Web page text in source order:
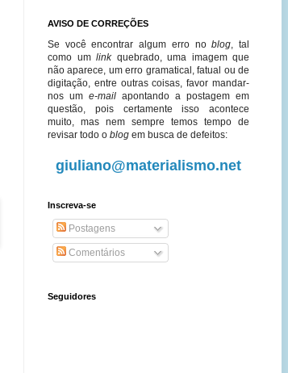
AVISO DE CORREÇÕES
Se você encontrar algum erro noblog, tal
como um linkquebrado, uma imagem que
não aparece, um erro gramatical, fatual ou de
digitação, entre outras coisas, favor mandar-
nos um e-mail apontando a postagem em
questão, pois certamente isso acontece
muito, mas nem sempre temos tempo de
revisar todo o blog em busca de defeitos:
giuliano@materialismo.net
Inscreva-se
Postagens
Comentários
Seguidores